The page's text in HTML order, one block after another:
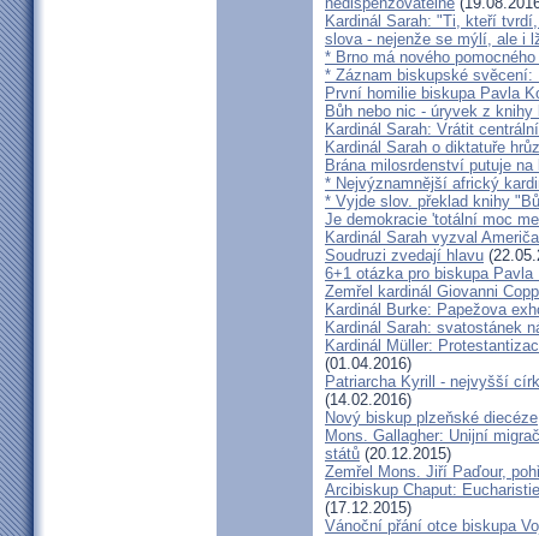
Kardinál Sarah: "Ti, kteří
slova - nejenže se mýlí, ale i
* Brno má nového
* Záznam biskupské svěcení:
První homilie biskupa Pavla
Bůh nebo nic - úryvek z knihy
Kardinál Sarah: Vrátit
Kardinál Sarah o diktatuře
Brána milosrdenství putuje
* Nejvýznamnější africký
* Vyjde slov. překlad knihy
Je demokracie 'totální moc
Kardinál Sarah vyzval
Soudruzi zvedají hlavu
6+1 otázka pro biskupa Pavla
Zemřel kardinál Giovanni
Kardinál Burke: Papežova
Kardinál Sarah: svatostánek
Kardinál Müller:
(01.04.2016)
Patriarcha Kyrill - nejvyšší
(14.02.2016)
Nový biskup plzeňské diecéze
Mons. Gallagher: Unijní
států (20.12.2015)
Zemřel Mons. Jiří Paďour,
Arcibiskup Chaput:
(17.12.2015)
Vánoční přání otce biskupa